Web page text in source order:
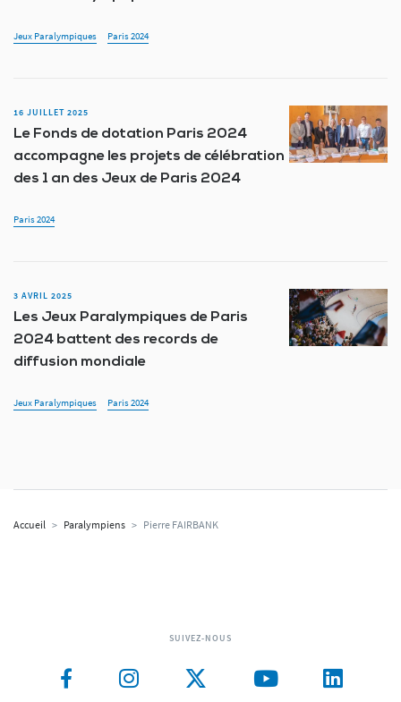
Jeux Paralympiques Paris 2024
16 JUILLET 2025
Le Fonds de dotation Paris 2024
accompagne les projets de célébration
des 1 an des Jeux de Paris 2024
Paris 2024
3 AVRIL 2025
Les Jeux Paralympiques de Paris
2024 battent des records de
diffusion mondiale
Jeux Paralympiques Paris 2024
Accueil > Paralympiens > Pierre FAIRBANK
SUIVEZ-NOUS